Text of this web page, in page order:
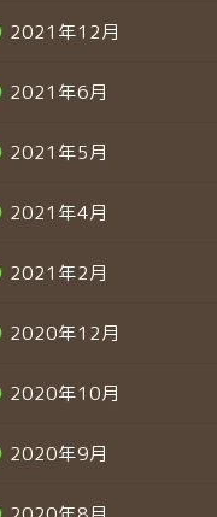
2021年12月
2021年6月
2021年5月
2021年4月
2021年2月
2020年12月
2020年10月
2020年9月